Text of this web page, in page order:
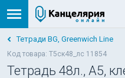
Тетради BG, Greenwich Line
Код товара: Т5ск48_лс 11854
Тетрадь 48л., А5,